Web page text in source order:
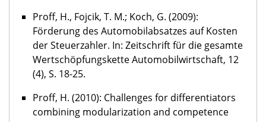
Proff, H., Fojcik, T. M.; Koch, G. (2009):
Förderung des Automobilabsatzes auf Kosten
der Steuerzahler. In: Zeitschrift für die gesamte
Wertschöpfungskette Automobilwirtschaft, 12
(4), S. 18-25.
Proff, H. (2010): Challenges for differentiators
combining modularization and competence